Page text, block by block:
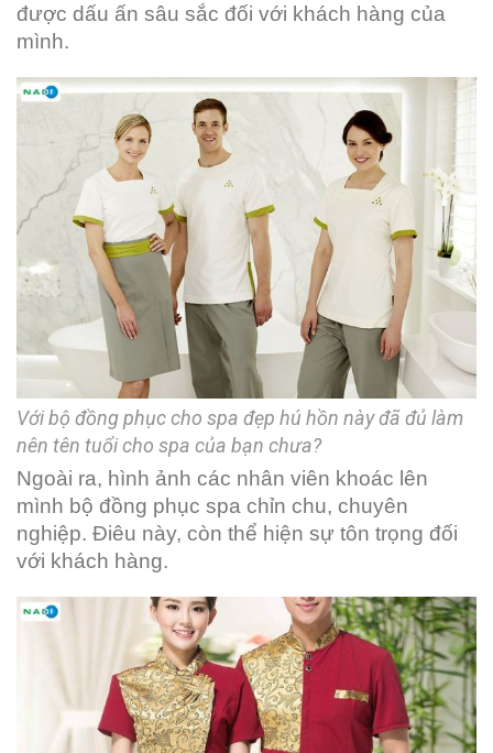
được dấu ấn sâu sắc đối với khách hàng của
mình.
Với bộ đồng phục cho spa đẹp hú hồn này đã đủ làm
nên tên tuổi cho spa của bạn chưa?
Ngoài ra, hình ảnh các nhân viên khoác lên
mình bộ đồng phục spa chỉn chu, chuyên
nghiệp. Điêu này, còn thể hiện sự tôn trọng đối
với khách hàng.